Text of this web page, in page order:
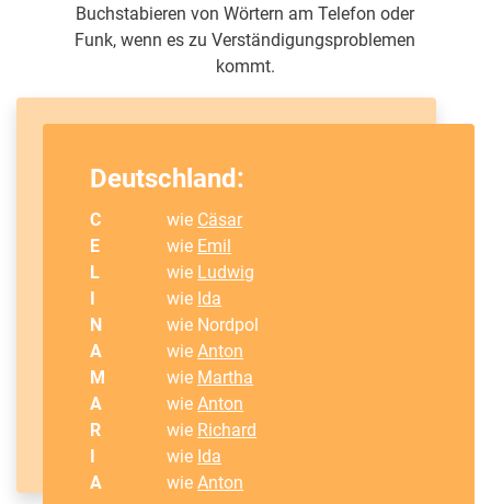
Buchstabieren von Wörtern am Telefon oder
Funk, wenn es zu Verständigungsproblemen
kommt.
Deutschland:
C wie Cäsar
E
wie Emil
L
wie Ludwig
wie Ida
N
wie Nordpol
A
wieAnton
M
wie Martha
A
wieAnton
R
wie Richard
wie Ida
A
wieAnton